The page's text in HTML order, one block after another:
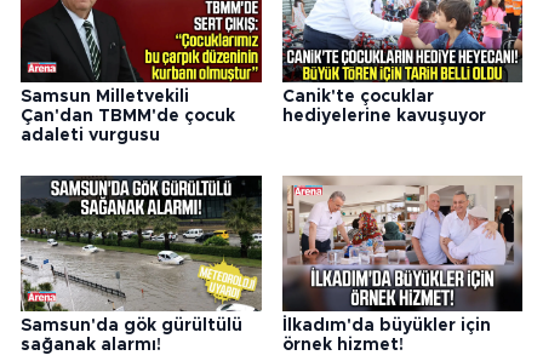
Samsun Milletvekili
Çan'dan TBMM'de çocuk
adaleti vurgusu
Canik'te çocuklar
hediyelerine kavuşuyor
Samsun'da gök gürültülü
sağanak alarmı!
İlkadım'da büyükler için
örnek hizmet!